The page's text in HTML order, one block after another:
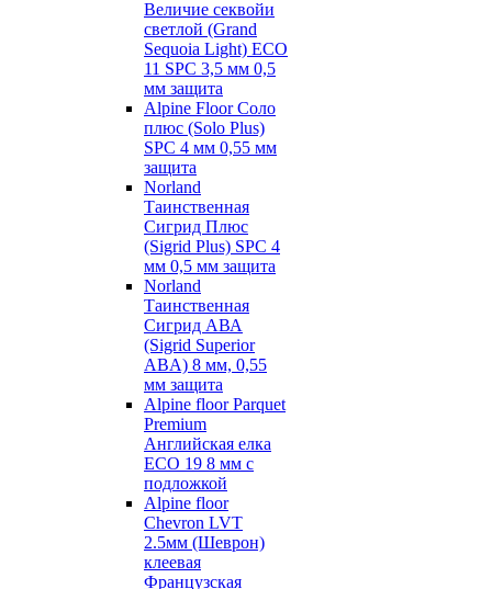
Величие секвойи
светлой (Grand
Sequoia Light) ECO
11 SPC 3,5 мм 0,5
мм защита
Alpine Floor Соло
плюс (Solo Plus)
SPC 4 мм 0,55 мм
защита
Norland
Таинственная
Сигрид Плюс
(Sigrid Plus) SPC 4
мм 0,5 мм защита
Norland
Таинственная
Сигрид АВА
(Sigrid Superior
ABA) 8 мм, 0,55
мм защита
Alpine floor Parquet
Premium
Английская елка
ECO 19 8 мм с
подложкой
Alpine floor
Chevron LVT
2.5мм (Шеврон)
клеевая
Французская